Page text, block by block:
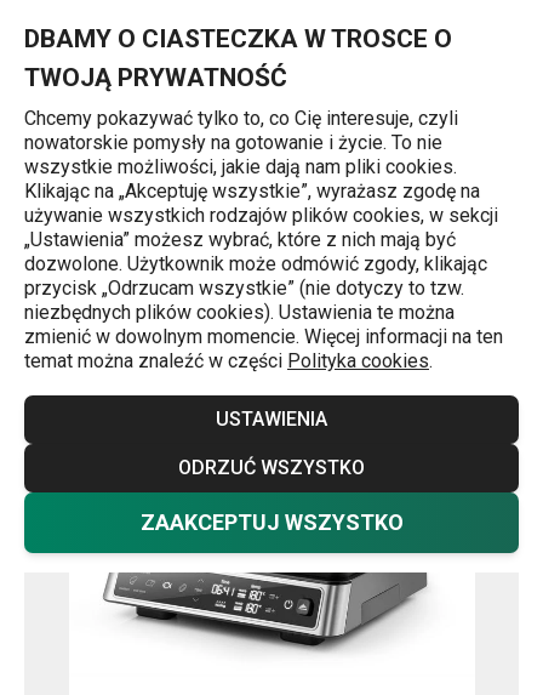
DBAMY O CIASTECZKA W TROSCE O
TWOJĄ PRYWATNOŚĆ
Chcemy pokazywać tylko to, co Cię interesuje, czyli
nowatorskie pomysły na gotowanie i życie. To nie
wszystkie możliwości, jakie dają nam pliki cookies.
Klikając na „Akceptuję wszystkie”, wyrażasz zgodę na
używanie wszystkich rodzajów plików cookies, w sekcji
„Ustawienia” możesz wybrać, które z nich mają być
dozwolone. Użytkownik może odmówić zgody, klikając
przycisk „Odrzucam wszystkie” (nie dotyczy to tzw.
niezbędnych plików cookies). Ustawienia te można
zmienić w dowolnym momencie. Więcej informacji na ten
temat można znaleźć w części Polityka cookies.
USTAWIENIA
ODRZUĆ WSZYSTKO
ZAAKCEPTUJ WSZYSTKO
Grillowanie
Cyfrowy grill kontaktowy
PRESIDENT
Darmowa dostawa